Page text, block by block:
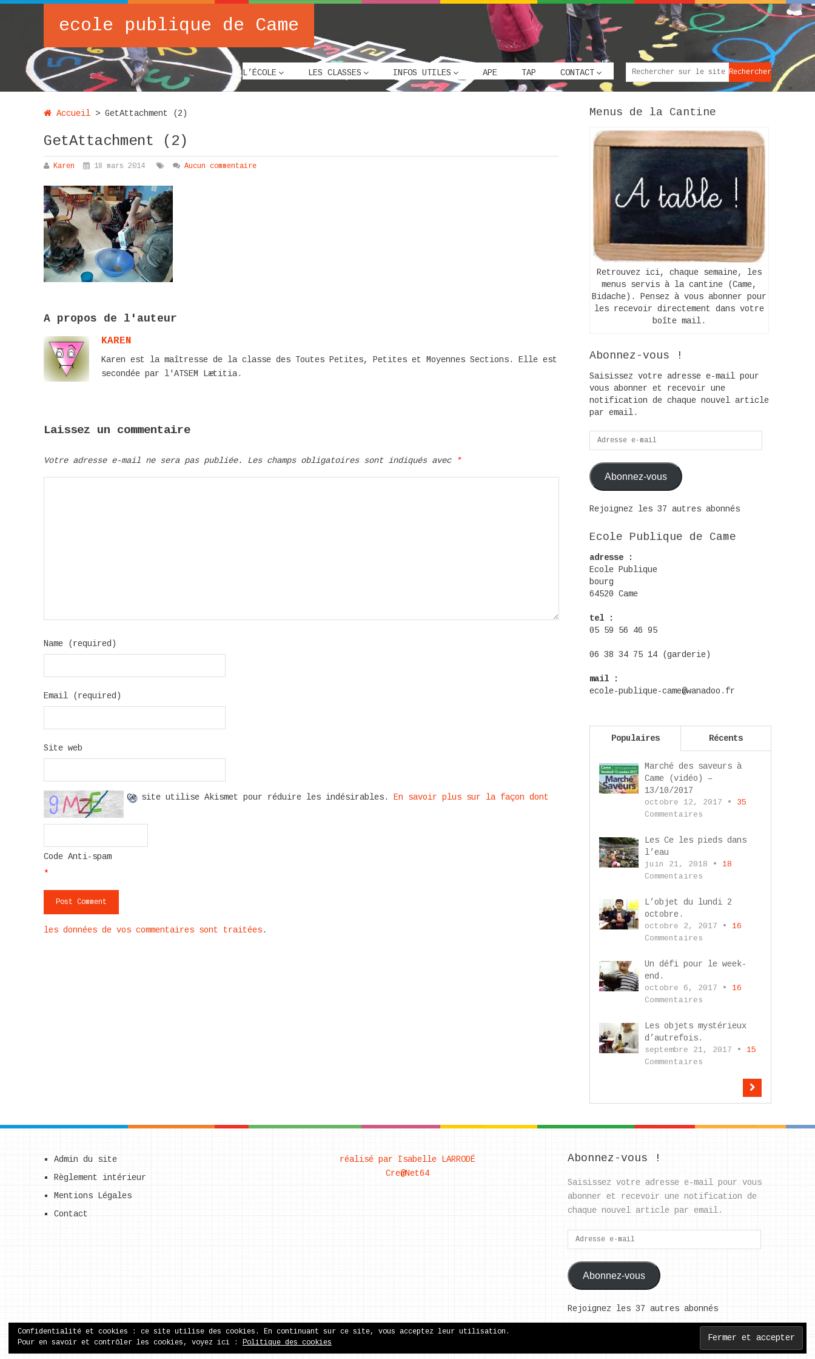
ecole publique de Came
L’ÉCOLE LES CLASSES INFOS UTILES APE TAP CONTACT
Accueil > GetAttachment (2)
GetAttachment (2)
Karen 18 mars 2014 Aucun commentaire
A propos de l'auteur
KAREN
Karen est la maîtresse de la classe des Toutes Petites, Petites et Moyennes Sections. Elle est
secondée par l'ATSEM Lætitia.
Laissez un commentaire
Votre adresse e-mail ne sera pas publiée. Les champs obligatoires sont indiqués avec *
Name (required)
Email (required)
Site web
Code Anti-spam
*
Ce site utilise Akismet pour réduire les indésirables. En savoir plus sur la façon dont
les données de vos commentaires sont traitées.
Menus de la Cantine
Retrouvez ici, chaque semaine, les
menus servis à la cantine (Came,
Bidache). Pensez à vous abonner pour
les recevoir directement dans votre
boîte mail.
Abonnez-vous !
Saisissez votre adresse e-mail pour
vous abonner et recevoir une
notification de chaque nouvel article
par email.
Adresse
e-
mail
Abonnez-vous
Rejoignez les 37 autres abonnés
Ecole Publique de Came
adresse :
Ecole Publique
bourg
64520 Came
tel :
05 59 56 46 95
06 38 34 75 14 (garderie)
mail :
ecole-publique-came@wanadoo.fr
Populaires Récents
Marché des saveurs à
Came (vidéo) –
13/10/2017
octobre 12, 2017 • 35
Commentaires
Les Ce les pieds dans
l’eau
juin 21, 2018 • 18
Commentaires
L’objet du lundi 2
octobre.
octobre 2, 2017 • 16
Commentaires
Un défi pour le week-
end.
octobre 6, 2017 • 16
Commentaires
Les objets mystérieux
d’autrefois.
septembre 21, 2017 • 15
Commentaires
Admin du site
Règlement intérieur
Mentions Légales
Contact
réalisé par Isabelle LARRODÉ
Cre@Net64
Abonnez-vous !
Saisissez votre adresse e-mail pour vous
abonner et recevoir une notification de
chaque nouvel article par email.
Adresse
e-
mail
Abonnez-vous
Rejoignez les 37 autres abonnés
Copyright © 2026. Back to Top
Confidentialité et cookies : ce site utilise des cookies. En continuant sur ce site, vous acceptez leur utilisation.
Pour en savoir et contrôler les cookies, voyez ici : Politique des cookies